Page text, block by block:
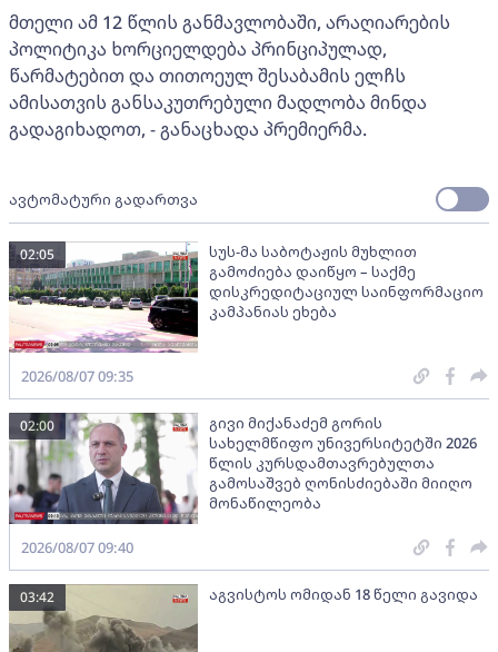
მთელი ამ 12 წლის განმავლობაში, არაღიარების
პოლიტიკა ხორციელდება პრინციპულად,
წარმატებით და თითოეულ შესაბამის ელჩს
ამისათვის განსაკუთრებული მადლობა მინდა
გადაგიხადოთ, - განაცხადა პრემიერმა.
ავტომატური გადართვა
სუს-მა საბოტაჟის მუხლით
გამოძიება დაიწყო – საქმე
დისკრედიტაციულ საინფორმაციო
კამპანიას ეხება
02:05
2026/08/07 09:35
გივი მიქანაძემ გორის
სახელმწიფო უნივერსიტეტში 2026
წლის კურსდამთავრებულთა
გამოსაშვებ ღონისძიებაში მიიღო
მონაწილეობა
02:00
2026/08/07 09:40
აგვისტოს ომიდან 18 წელი გავიდა
03:42